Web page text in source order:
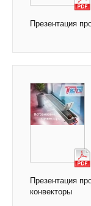
Презентация
Презентация
конвекторы